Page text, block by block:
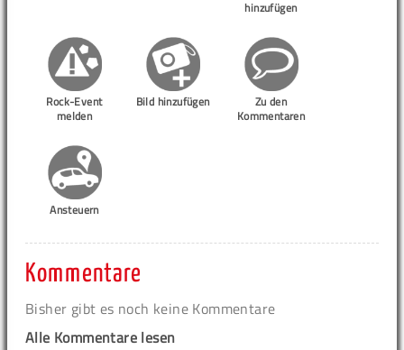
hinzufügen
Rock-Event
melden
Bild hinzufügen
Zu den
Kommentaren
Ansteuern
Kommentare
Bisher gibt es noch keine Kommentare
Alle Kommentare lesen